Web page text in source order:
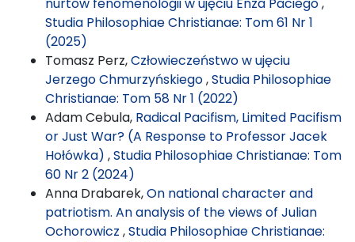
Studia Philosophiae Christianae: Tom 61 Nr 1
(2025)
Tomasz Perz,Człowieczeństwo w ujęciu
Jerzego Chmurzyńskiego,Studia Philosophiae
Christianae: Tom 58 Nr 1 (2022)
Adam Cebula, Radical Pacifism, Limited Pacifism
or Just War? (A Response to Professor Jacek
Hołówka) ,Studia Philosophiae Christianae: Tom
60 Nr 2 (2024)
Anna Drabarek,On national character and
patriotism. An analysis of the views of Julian
Ochorowicz ,Studia Philosophiae Christianae: